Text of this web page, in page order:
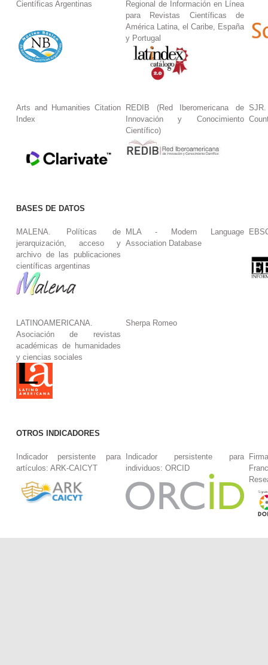
Científicas Argentinas
Regional de Información en Línea
para Revistas Científicas de
América Latina, el Caribe, España
y Portugal
Arts and Humanities Citation
Index
REDIB (Red Iberomericana de
Innovación y Conocimiento
Científico)
BASES DE DATOS
MALENA. Políticas de
jerarquización, acceso y
archivo de las publicaciones
científicas argentinas
MLA - Modern Language
Association Database
LATINOAMERICANA.
Asociación de revistas
académicas de humanidades
y ciencias sociales
Sherpa Romeo
OTROS INDICADORES
Indicador persistente para
artículos: ARK-CAICYT
Indicador persistente para
individuos: ORCID